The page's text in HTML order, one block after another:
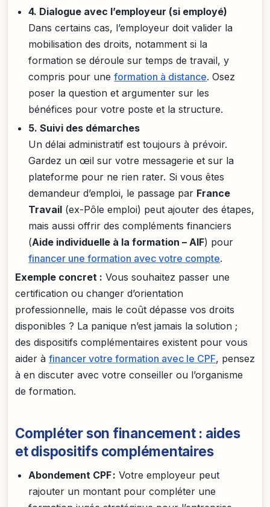
4. Dialogue avec l’employeur (si employé)
Dans certains cas, l’employeur doit valider la
mobilisation des droits, notamment si la
formation se déroule sur temps de travail, y
compris pour uneformation à distance. Osez
poser la question et argumenter sur les
bénéfices pour votre poste et la structure.
5. Suivi des démarches
Un délai administratif est toujours à prévoir.
Gardez un œil sur votre messagerie et sur la
plateforme pour ne rien rater. Si vous êtes
demandeur d’emploi, le passage par France
Travail (ex-Pôle emploi) peut ajouter des étapes,
mais aussi offrir des compléments financiers
(Aide individuelle à la formation – AIF) pour
financer une formation avec votre compte.
Exemple concret : Vous souhaitez passer une
certification ou changer d’orientation
professionnelle, mais le coût dépasse vos droits
disponibles ? La panique n’est jamais la solution ;
des dispositifs complémentaires existent pour vous
aider à financer votre formation avec le CPF, pensez
à en discuter avec votre conseiller ou l’organisme
de formation.
Compléter son financement : aides
et dispositifs complémentaires
Abondement CPF : Votre employeur peut
rajouter un montant pour compléter une